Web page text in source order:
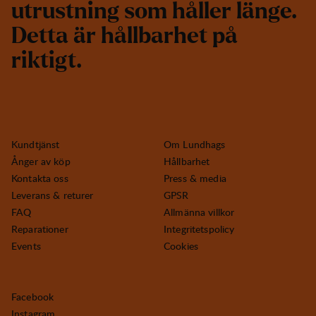
utrustning som håller länge.
Detta är hållbarhet på
riktigt.
Kundtjänst
Ånger av köp
Kontakta oss
Leverans & returer
FAQ
Reparationer
Events
Om Lundhags
Hållbarhet
Press & media
GPSR
Allmänna villkor
Integritetspolicy
Cookies
Facebook